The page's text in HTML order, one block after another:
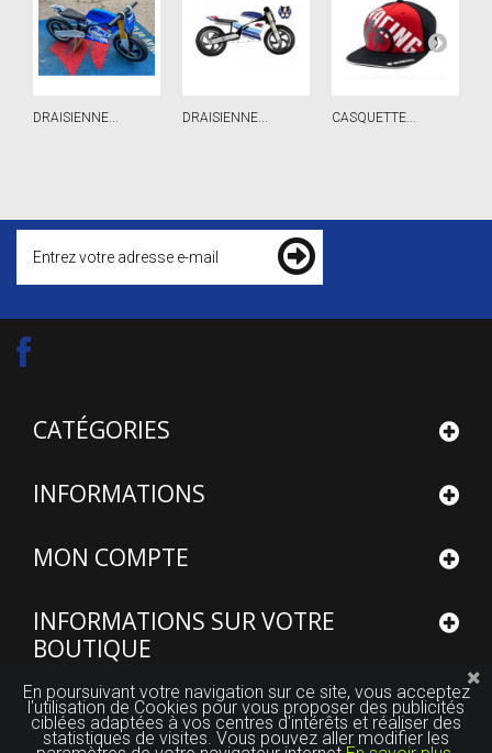
DRAISIENNE... DRAISIENNE... CASQUETTE...
CATÉGORIES
INFORMATIONS
MON COMPTE
INFORMATIONS SUR VOTRE
BOUTIQUE
En poursuivant votre navigation sur ce site, vous acceptez
l'utilisation de Cookies pour vous proposer des publicités
ciblées adaptées à vos centres d'intérêts et réaliser des
statistiques de visites. Vous pouvez aller modifier les